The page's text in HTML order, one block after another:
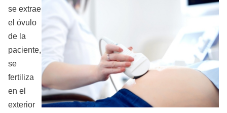
se extrae
el óvulo
de la
paciente,
se
fertiliza
en el
exterior